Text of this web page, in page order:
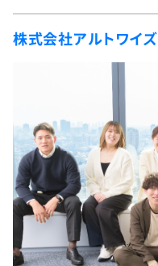
新卒エージェント
インタビュー
就活成功ガイド
4択課題
プラン
個人向けプラン
法人向けプラン
再チャレンジ結果一覧
note
株式会社アルトワイズ